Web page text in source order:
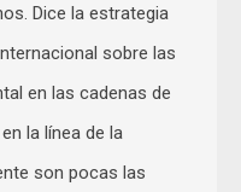
Dice la estrategia
sobre las
en las cadenas de
la línea de la
son pocas las